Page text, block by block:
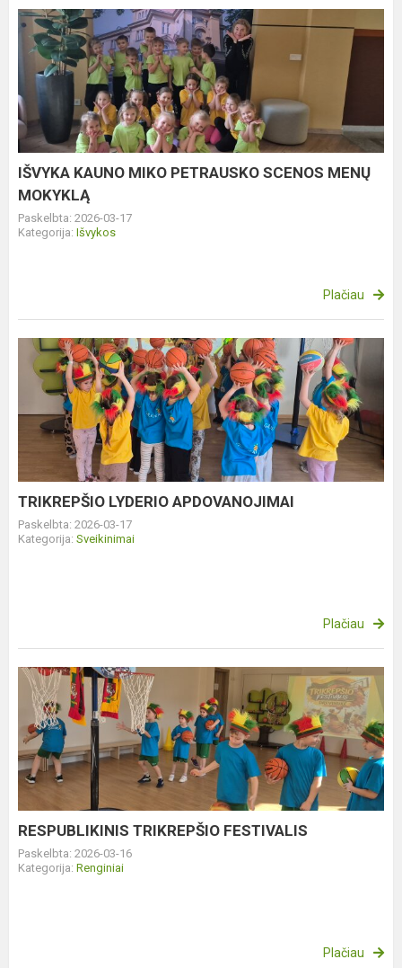
IŠVYKA
KAUNO
MIKO
PETRAUSKO
SCENOS
MENŲ
MOKYKLĄ
IŠVYKA KAUNO MIKO PETRAUSKO SCENOS MENŲ
MOKYKLĄ
Paskelbta: 2026-03-17
Kategorija: Išvykos
Plačiau
TRIKREPŠIO
LYDERIO
APDOVANOJIMAI
TRIKREPŠIO LYDERIO APDOVANOJIMAI
Paskelbta: 2026-03-17
Kategorija: Sveikinimai
Plačiau
RESPUBLIKINIS
TRIKREPŠIO
FESTIVALIS
RESPUBLIKINIS TRIKREPŠIO FESTIVALIS
Paskelbta: 2026-03-16
Kategorija: Renginiai
Plačiau